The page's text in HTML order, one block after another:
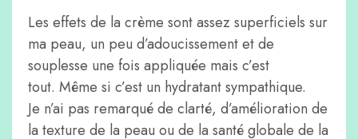
Les effets de la crème sont assez superficiels sur
ma peau, un peu d’adoucissement et de
souplesse une fois appliquée mais c’est
tout. Même si c’est un hydratant sympathique.
Je n’ai pas remarqué de clarté, d’amélioration de
la texture de la peau ou de la santé globale de la